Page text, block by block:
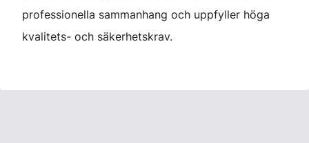
professionella sammanhang och uppfyller höga
kvalitets- och säkerhetskrav.